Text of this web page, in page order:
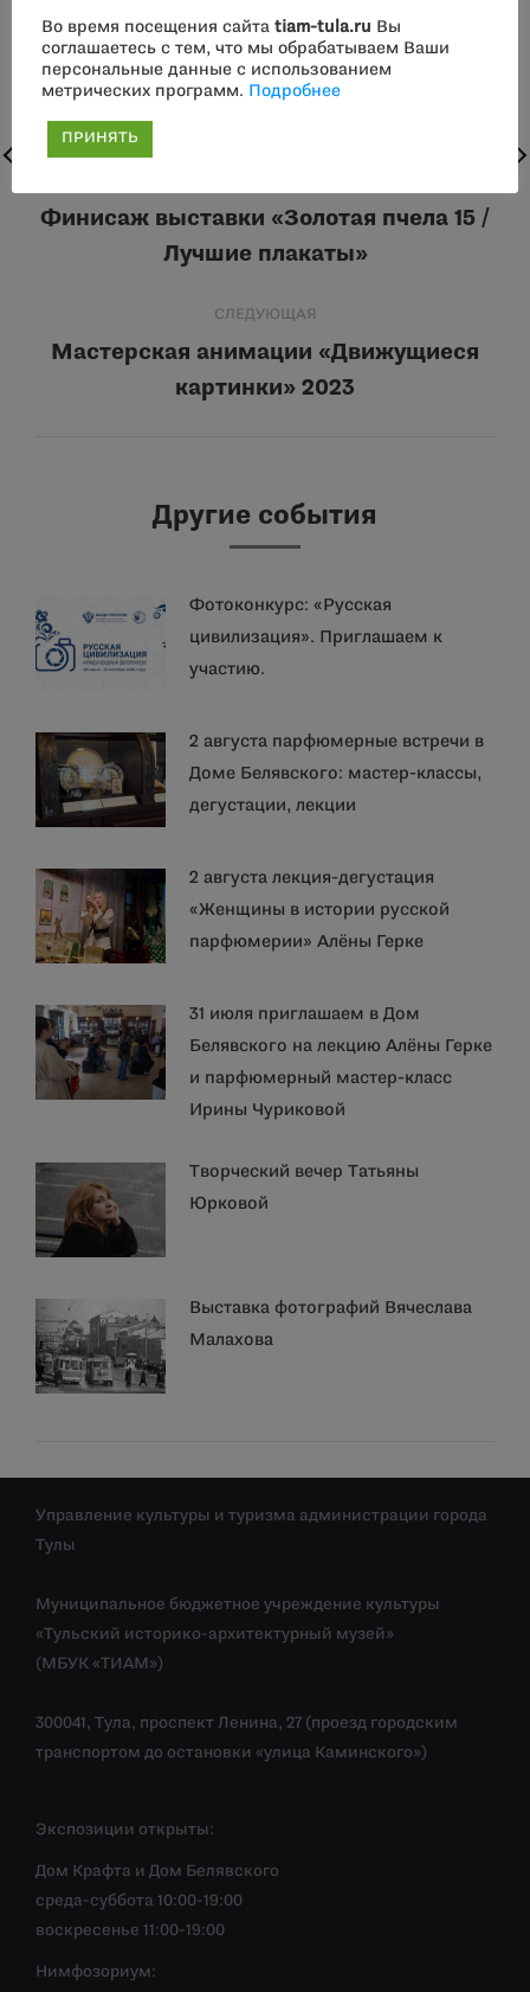
заинтересовать и вовлечь в процесс кого-то ещё
— бесценно!»
Навигация
по
записям
Финисаж выставки «Золотая пчела 15 /
Лучшие плакаты»
СЛЕДУЮЩАЯ
Мастерская анимации «Движущиеся
картинки» 2023
Другие события
Фотоконкурс: «Русская
цивилизация». Приглашаем к
участию.
2 августа парфюмерные встречи в
Доме Белявского: мастер-классы,
дегустации, лекции
2 августа лекция-дегустация
«Женщины в истории русской
парфюмерии» Алёны Герке
31 июля приглашаем в Дом
Белявского на лекцию Алёны Герке
и парфюмерный мастер-класс
Ирины Чуриковой
Творческий вечер Татьяны
Юрковой
Выставка фотографий Вячеслава
Малахова
Управление культуры и туризма администрации города
Тулы
Муниципальное бюджетное учреждение культуры
«Тульский историко-архитектурный музей»
(МБУК «ТИАМ»)
300041, Тула, проспект Ленина, 27 (проезд городским
транспортом до остановки «улица Каминского»)
Экспозиции открыты:
Дом Крафта и Дом Белявского
среда-суббота 10:00-19:00
воскресенье 11:00-19:00
Нимфозориум:
Во время посещения сайта tiam-tula.ru Вы
соглашаетесь с тем, что мы обрабатываем Ваши
персональные данные с использованием
метрических программ.
Подробнее
ПРИНЯТЬ